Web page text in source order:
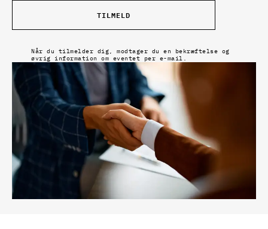
TILMELD
Når du tilmelder dig, modtager du en bekræftelse og
øvrig information om eventet per e-mail.